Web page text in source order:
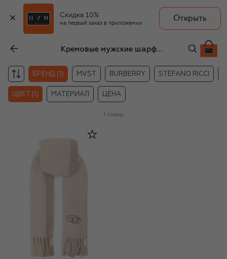
Скидка 10%
на первый заказ в приложении
Открыть
Кремовые мужские шарфы с бахромой Diesel
БРЕНД (1) MVST BURBERRY STEFANO RICCI
ЦВЕТ (1) МАТЕРИАЛ ЦЕНА
1 товар